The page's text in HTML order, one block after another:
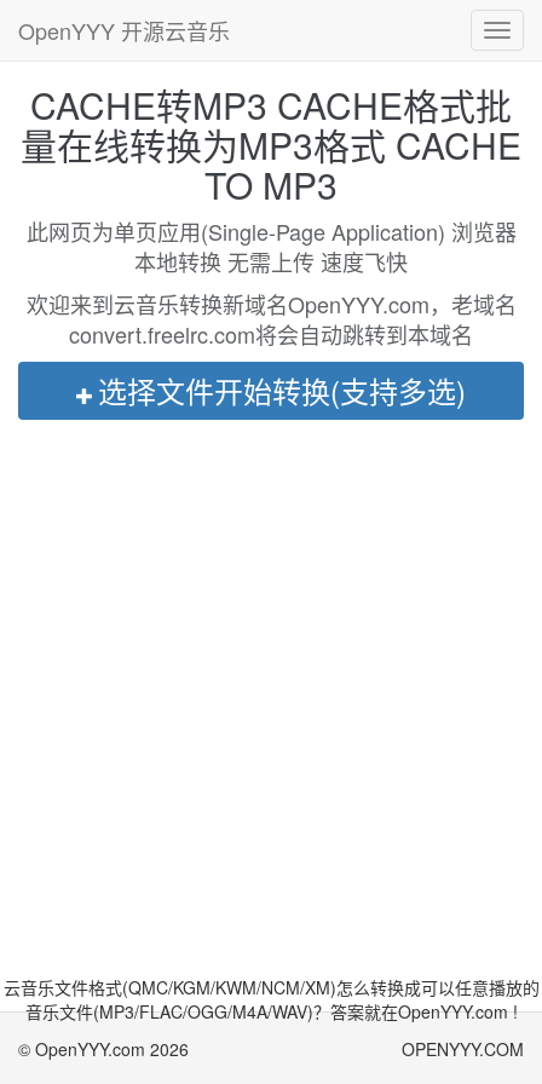
OpenYYY 开源云音乐
CACHE转MP3 CACHE格式批
量在线转换为MP3格式 CACHE
TO MP3
此网页为单页应用(Single-Page Application) 浏览器
本地转换 无需上传 速度飞快
欢迎来到云音乐转换新域名OpenYYY.com，老域名
convert.freelrc.com将会自动跳转到本域名
选择文件开始转换(支持多选)
云音乐文件格式(QMC/KGM/KWM/NCM/XM)怎么转换成可以任意播放的
音乐文件(MP3/FLAC/OGG/M4A/WAV)？答案就在OpenYYY.com !
© OpenYYY.com 2026
OPENYYY.COM